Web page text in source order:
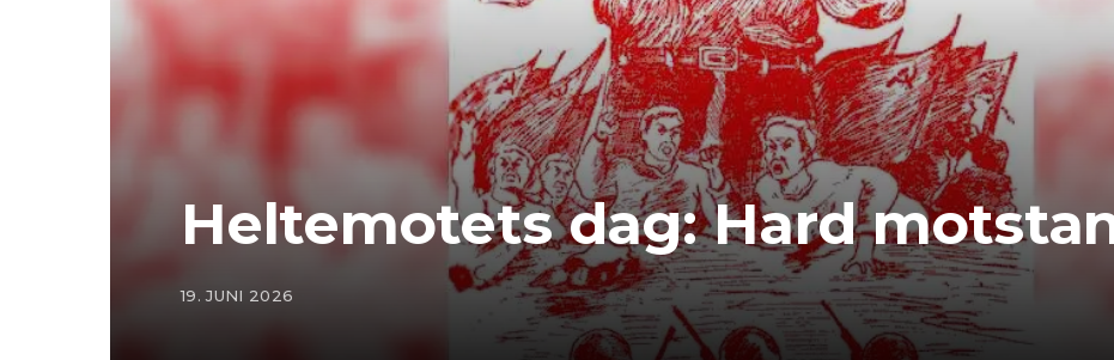
Heltemotets dag: Hard
19. JUNI 2026